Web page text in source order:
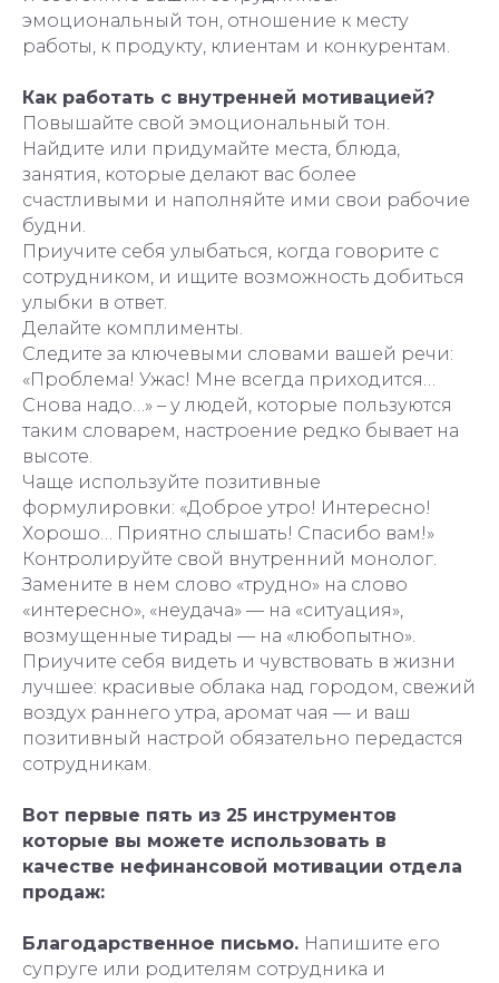
эмоциональный тон, отношение к месту
работы, к продукту, клиентам и конкурентам.
Как работать с внутренней мотивацией?
Повышайте свой эмоциональный тон.
Найдите или придумайте места, блюда,
занятия, которые делают вас более
счастливыми и наполняйте ими свои рабочие
будни.
Приучите себя улыбаться, когда говорите с
сотрудником, и ищите возможность добиться
улыбки в ответ.
Делайте комплименты.
Следите за ключевыми словами вашей речи:
«Проблема! Ужас! Мне всегда приходится…
Снова надо…» – у людей, которые пользуются
таким словарем, настроение редко бывает на
высоте.
Чаще используйте позитивные
формулировки: «Доброе утро! Интересно!
Хорошо… Приятно слышать! Спасибо вам!»
Контролируйте свой внутренний монолог.
Замените в нем слово «трудно» на слово
«интересно», «неудача» — на «ситуация»,
возмущенные тирады — на «любопытно».
Приучите себя видеть и чувствовать в жизни
лучшее: красивые облака над городом, свежий
воздух раннего утра, аромат чая — и ваш
позитивный настрой обязательно передастся
сотрудникам.
Вот первые пять из 25 инструментов
которые вы можете использовать в
качестве нефинансовой мотивации отдела
продаж:
Благодарственное письмо. Напишите его
супруге или родителям сотрудника и